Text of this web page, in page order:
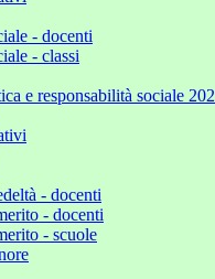
- docenti
- classi
e responsabilità sociale
- docenti
- docenti
- scuole